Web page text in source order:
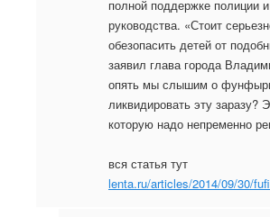
полной поддержке полиции и
руководства. «Стоит
обезопасить детей от
заявил глава города
опять мы слышим о
ликвидировать эту заразу?
которую надо непременно
вся статья тут
lenta.ru/articles/2014/09/30/